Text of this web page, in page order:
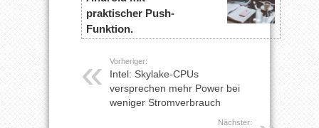
praktischer Push-
Funktion.
Vorheriger:
Intel: Skylake-CPUs
versprechen mehr Power bei
weniger Stromverbrauch
Nächster: